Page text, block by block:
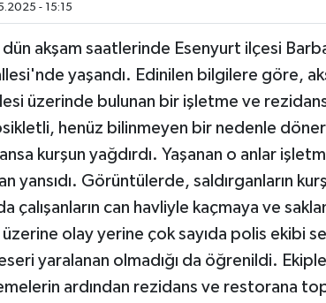
- 15:15
dün akşam saatlerinde Esenyurt ilçesi
yaşandı. Edinilen bilgilere göre,
üzerinde bulunan bir işletme ve
henüz bilinmeyen bir nedenle döner
kurşun yağdırdı. Yaşanan o anlar
yansıdı. Görüntülerde, saldırganların
çalışanların can havliyle kaçmaya ve
üzerine olay yerine çok sayıda polis ekibi
yaralanan olmadığı da öğrenildi.
ardından rezidans ve restorana